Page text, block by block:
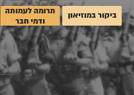
ביקור במוזיאון
תרומה לעמותה
ודמי חבר